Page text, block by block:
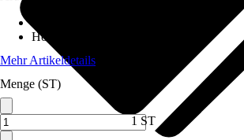
Höhe
Mehr Artikeldetails
Menge (ST)
1 ST